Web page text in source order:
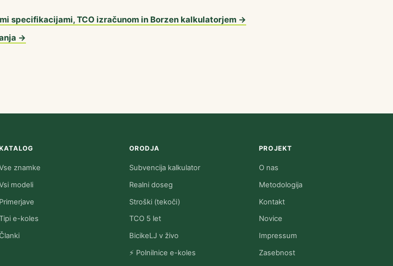
specifikacijami, TCO izračunom in Borzen kalkulatorjem →
→
znamke
modeli
Primerjave
e-koles
Članki
ORODJA
Subvencija kalkulator
Realni doseg
Stroški (tekoči)
TCO 5 let
BicikeLJ v živo
⚡ Polnilnice e-koles
PROJEKT
O nas
Metodologija
Kontakt
Novice
Impressum
Zasebnost